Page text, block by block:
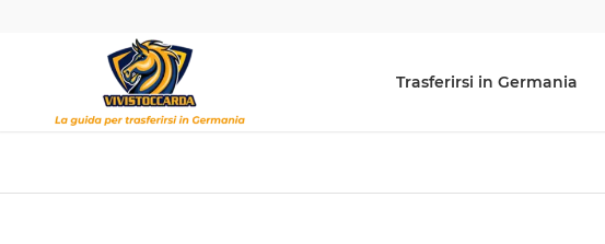
Trasferirsi in Germania